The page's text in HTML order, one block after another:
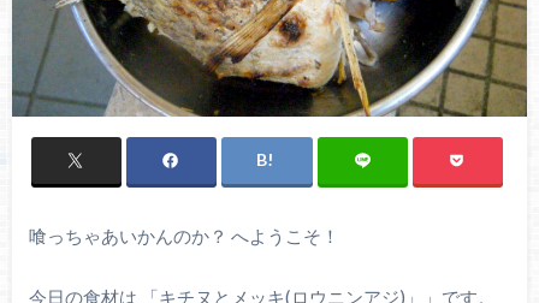
喰っちゃあいかんのか？ へようこそ！
今日の食材は 「キチヌとメッキ(ロウニンアジ)」」です。